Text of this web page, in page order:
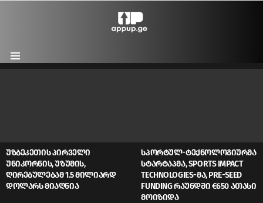
Menu
ᲣᲖᲑᲔᲙᲔᲗᲘᲡ ᲞᲘᲠᲕᲔᲚᲘ
ᲣᲜᲘᲙᲝᲠᲜᲘᲡ, ᲣᲖᲣᲛᲘᲡ,
ᲦᲘᲠᲔᲑᲣᲚᲔᲑᲐᲛ 1.5 ᲛᲘᲚᲘᲐᲠᲓ
ᲓᲝᲚᲐᲠᲡ ᲛᲘᲐᲦᲬᲘᲐ
ᲡᲞᲝᲠᲢᲣᲚ-ᲢᲔᲥᲜᲝᲚᲝᲒᲘᲣᲠᲛᲐ
ᲡᲢᲐᲠᲢᲐᲞᲛᲐ, SPORTS IMPACT
TECHNOLOGIES-ᲛᲐ, PRE-SEED
FUNDING ᲠᲐᲣᲜᲓᲨᲘ €650 ᲐᲗᲐᲡᲘ
ᲛᲝᲘᲖᲘᲓᲐ